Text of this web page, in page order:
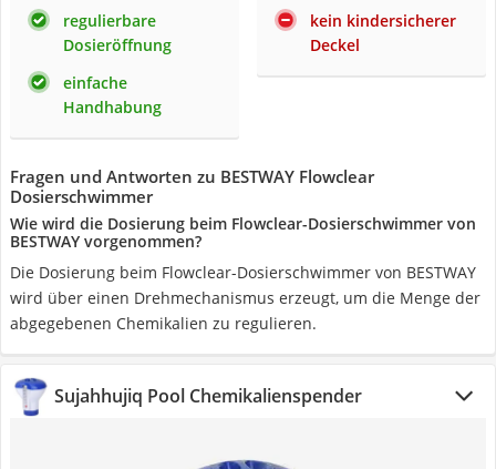
regulierbare
Dosieröffnung
einfache
Handhabung
kein kindersicherer
Deckel
Fragen und Antworten zu BESTWAY Flowclear
Dosierschwimmer
Wie wird die Dosierung beim Flowclear-Dosierschwimmer von
BESTWAY vorgenommen?
Die Dosierung beim Flowclear-Dosierschwimmer von BESTWAY
wird über einen Drehmechanismus erzeugt, um die Menge der
abgegebenen Chemikalien zu regulieren.
Sujahhujiq Pool Chemikalienspender